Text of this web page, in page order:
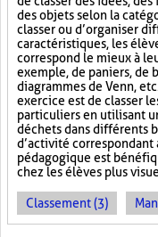
des objets selon la
classer ou d’organiser
caractéristiques, les
correspond le mieux à
exemple, de paniers, de
diagrammes de Venn,
exercice est de classer
particuliers en utilisant
déchets dans différents
d’activité correspondant
pédagogique est
chez les élèves plus
Classement (3)